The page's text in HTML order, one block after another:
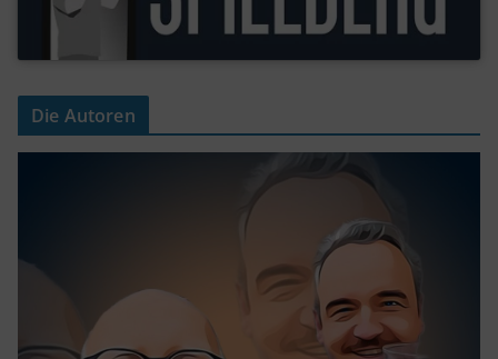
Die Autoren